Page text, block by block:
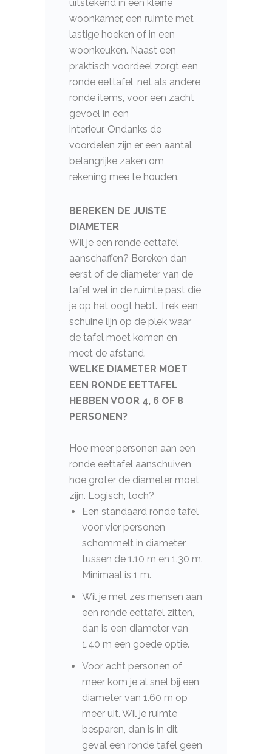
uitstekend in een kleine
woonkamer, een ruimte met
lastige hoeken of in een
woonkeuken. Naast een
praktisch voordeel zorgt een
ronde eettafel, net als andere
ronde items, voor een zacht
gevoel in een
interieur. Ondanks de
voordelen zijn er een aantal
belangrijke zaken om
rekening mee te houden.
BEREKEN DE JUISTE
DIAMETER
Wil je een ronde eettafel
aanschaffen? Bereken dan
eerst of de diameter van de
tafel wel in de ruimte past die
je op het oogt hebt. Trek een
schuine lijn op de plek waar
de tafel moet komen en
meet de afstand.
WELKE DIAMETER MOET
EEN RONDE EETTAFEL
HEBBEN VOOR 4, 6 OF 8
PERSONEN?
Hoe meer personen aan een
ronde eettafel aanschuiven,
hoe groter de diameter moet
zijn. Logisch, toch?
Een standaard ronde tafel
voor vier personen
schommelt in diameter
tussen de 1.10 m en 1.30 m.
Minimaal is 1 m.
Wil je met zes mensen aan
een ronde eettafel zitten,
dan is een diameter van
1.40 m een goede optie.
Voor acht personen of
meer kom je al snel bij een
diameter van 1.60 m op
meer uit. Wil je ruimte
besparen, dan is in dit
geval een ronde tafel geen